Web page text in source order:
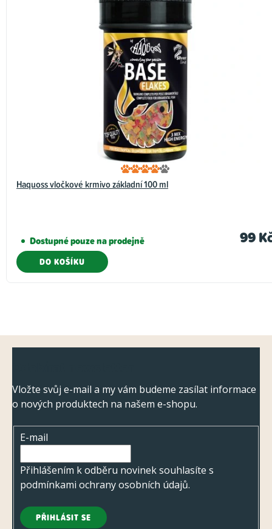
Haquoss vločkové krmivo základní 100 ml
Dostupné pouze na prodejně 99
DO KOŠÍKU
Vložte svůj e-mail a my vám budeme zasílat informace
o nových produktech na našem e-shopu.
E-mail
Přihlášením k odběru novinek souhlasíte s
podmínkami ochrany osobních údajů.
PŘIHLÁSIT SE